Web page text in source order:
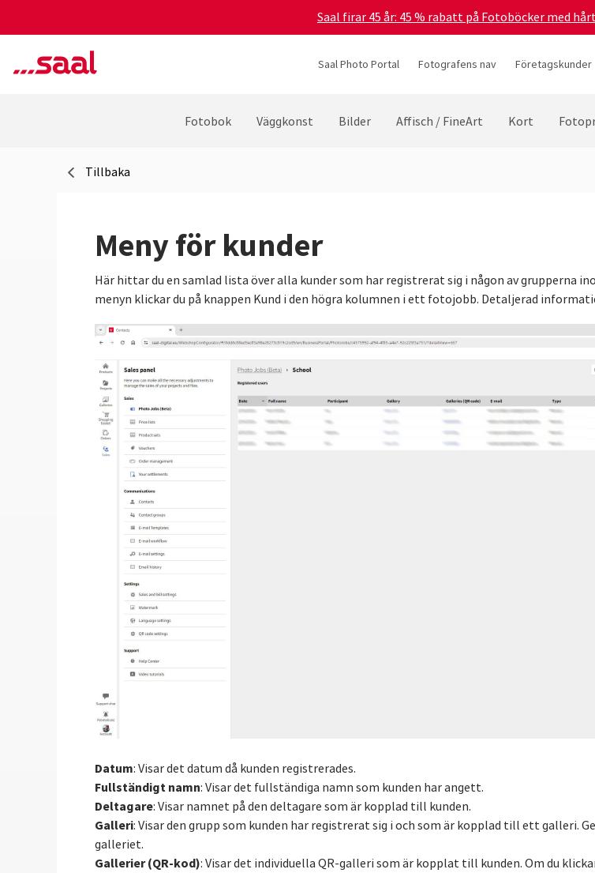
Saal firar 45 år: 45 % rabatt på Fotoböcker med
Saal Photo Portal Fotografens nav Företagskunder
Fotobok Väggkonst Bilder Affisch / FineArt Kort
Tillbaka
Meny för kunder
Här hittar du en samlad lista över alla kunder som har registrerat sig i någon av grupperna
menyn klickar du på knappen Kund i den högra kolumnen i ett fotojobb. Detaljerad
Datum: Visar det datum då kunden registrerades.
Fullständigt namn: Visar det fullständiga namn som kunden har angett.
Deltagare: Visar namnet på den deltagare som är kopplad till kunden.
Galleri: Visar den grupp som kunden har registrerat sig i och som är kopplad till ett galleri.
galleriet.
Gallerier (QR-kod): Visar det individuella QR-galleri som är kopplat till kunden. Om du